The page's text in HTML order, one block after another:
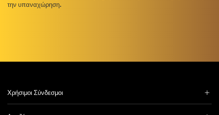
την υπαναχώρηση.
Χρήσιμοι Σύνδεσμοι